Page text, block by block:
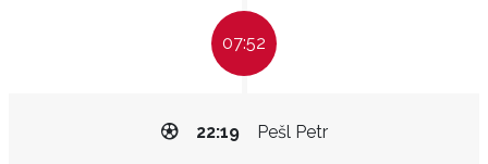
07:52
Pešl Petr
22:19